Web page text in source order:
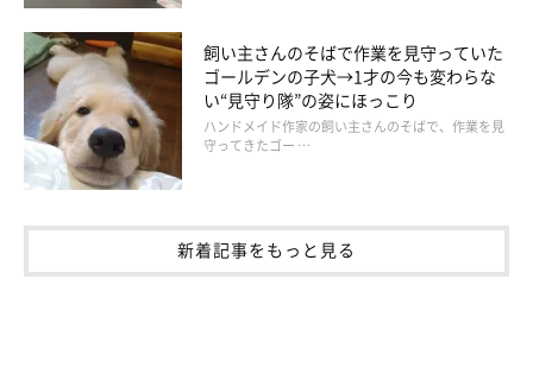
飼い主さんのそばで作業を見守っていた
ゴールデンの子犬→1才の今も変わらな
い“見守り隊”の姿にほっこり
ハンドメイド作家の飼い主さんのそばで、作業を見
守ってきたゴー …
新着記事をもっと見る